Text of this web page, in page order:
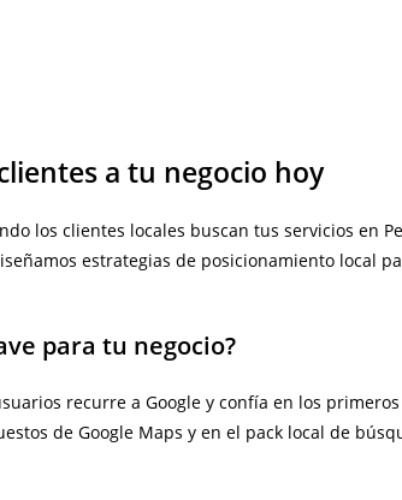
a tu negocio hoy
los clientes locales buscan tus servicios en
estrategias de posicionamiento local
para tu negocio?
recurre a Google y confía en los
de Google Maps y en el pack local de